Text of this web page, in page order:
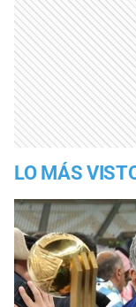
LO MÁS